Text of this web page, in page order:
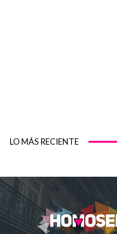
LO MÁS RECIENTE